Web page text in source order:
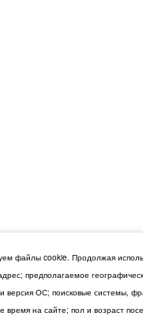
файлы cookie. Продолжая
предполагаемое
версия ОС; поисковые системы,
время на сайте; пол и возраст